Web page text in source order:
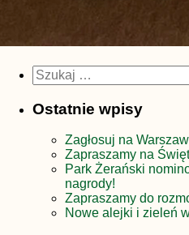
Szukaj:
Ostatnie wpisy
Zagłosuj na
Zapraszamy na
Park Żerański
nagrody!
Zapraszamy do
Nowe alejki i zieleń